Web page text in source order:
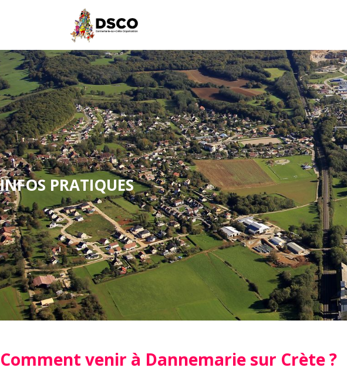
INFOS PRATIQUES
Comment venir à Dannemarie sur Crète ?